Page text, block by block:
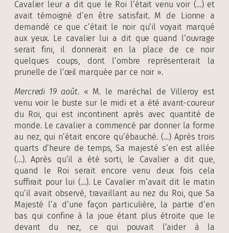
Cavalier leur a dit que le Roi l’était venu voir (…) et
avait témoigné d’en être satisfait. M de Lionne a
demandé ce que c’était le noir qu’il voyait marqué
aux yeux. Le cavalier lui a dit que quand l’ouvrage
serait fini, il donnerait en la place de ce noir
quelques coups, dont l’ombre représenterait la
prunelle de l’œil marquée par ce noir ».
Mercredi 19 août. « M. le maréchal de Villeroy est
venu voir le buste sur le midi et a été avant-coureur
du Roi, qui est incontinent après avec quantité de
monde. Le cavalier a commencé par donner la forme
au nez, qui n’était encore qu’ébauché. (…) Après trois
quarts d’heure de temps, Sa majesté s’en est allée
(…). Après qu’il a été sorti, le Cavalier a dit que,
quand le Roi serait encore venu deux fois cela
suffirait pour lui (…). Le Cavalier m’avait dit le matin
qu’il avait observé, travaillant au nez du Roi, que Sa
Majesté l’a d’une façon particulière, la partie d’en
bas qui confine à la joue étant plus étroite que le
devant du nez, ce qui pouvait l’aider à la